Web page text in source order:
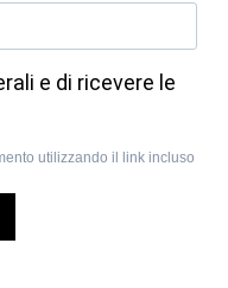
e di ricevere le
utilizzando il link incluso